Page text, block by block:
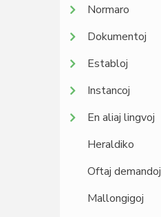
Normaro
Dokumentoj
Establoj
Instancoj
En aliaj lingvoj
Heraldiko
Oftaj demandoj
Mallongigoj